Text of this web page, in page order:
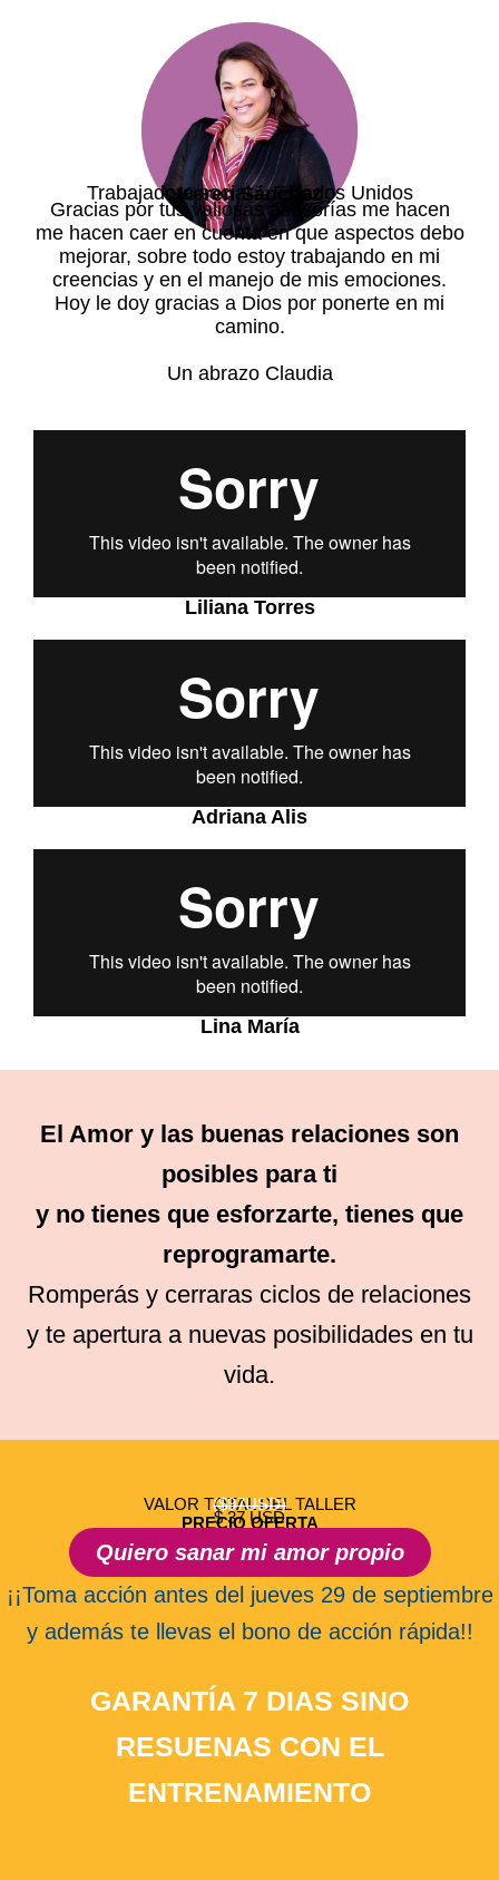
Keren Sánchez
Trabajadora social – Estados Unidos
Gracias por tus valiosas asesorías me hacen
me hacen caer en cuenta en que aspectos debo
mejorar, sobre todo estoy trabajando en mi
creencias y en el manejo de mis emociones.
Hoy le doy gracias a Dios por ponerte en mi
camino.
Un abrazo Claudia
Liliana Torres
Adriana Alis
Lina María
El Amor y las buenas relaciones son
posibles para ti
y no tienes que esforzarte, tienes que
reprogramarte.
Romperás y cerraras ciclos de relaciones
y te apertura a nuevas posibilidades en tu
vida.
VALOR TOTAL DEL TALLER
($97USD)
PRECIO OFERTA
$ 37 USD
Quiero sanar mi amor propio
¡¡Toma acción antes del jueves 29 de septiembre
y además te llevas el bono de acción rápida!!
GARANTÍA 7 DIAS SINO
RESUENAS CON EL
ENTRENAMIENTO